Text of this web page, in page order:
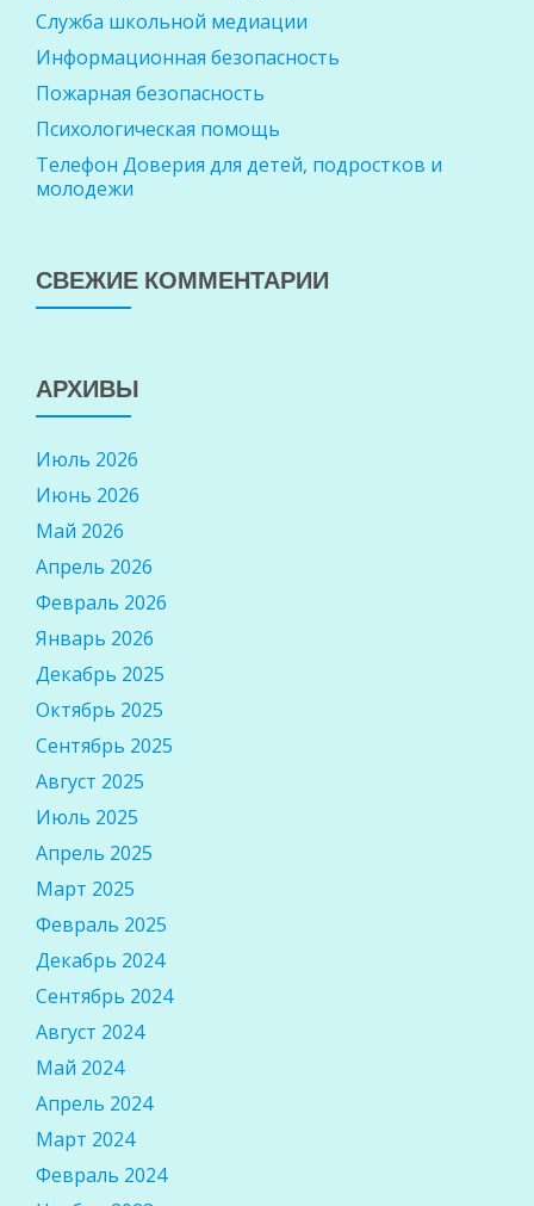
Служба школьной медиации
Информационная безопасность
Пожарная безопасность
Психологическая помощь
Телефон Доверия для детей, подростков и
молодежи
СВЕЖИЕ КОММЕНТАРИИ
АРХИВЫ
Июль 2026
Июнь 2026
Май 2026
Апрель 2026
Февраль 2026
Январь 2026
Декабрь 2025
Октябрь 2025
Сентябрь 2025
Август 2025
Июль 2025
Апрель 2025
Март 2025
Февраль 2025
Декабрь 2024
Сентябрь 2024
Август 2024
Май 2024
Апрель 2024
Март 2024
Февраль 2024